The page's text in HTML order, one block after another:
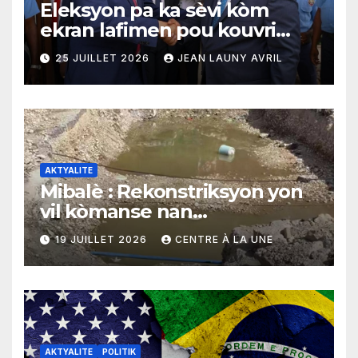
Eleksyon pa ka sèvi kòm
ekran lafimen pou kouvri
echèk tranzisyon an
25 JUILLET 2026 JEAN LAUNY AVRIL
AKTYALITE
Mibalè : Rekonstriksyon yon
vil kòmanse nan
rekonstriksyon lespri moun
yo
19 JUILLET 2026 CENTRE À LA UNE
AKTYALITE POLITIK